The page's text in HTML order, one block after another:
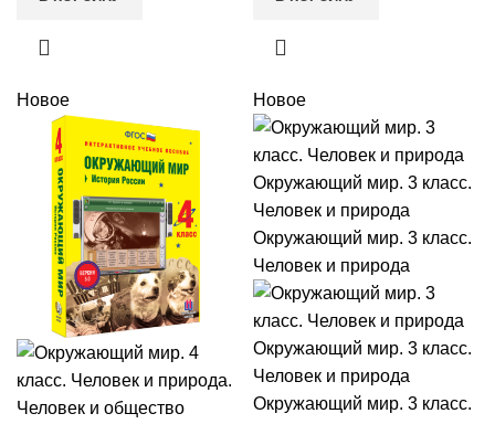
Новое Новое